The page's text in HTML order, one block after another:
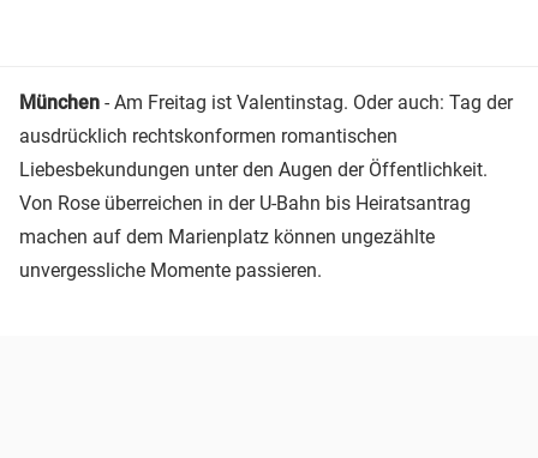
München - Am Freitag ist Valentinstag. Oder auch: Tag der
ausdrücklich rechtskonformen romantischen
Liebesbekundungen unter den Augen der Öffentlichkeit.
Von Rose überreichen in der U-Bahn bis Heiratsantrag
machen auf dem Marienplatz können ungezählte
unvergessliche Momente passieren.